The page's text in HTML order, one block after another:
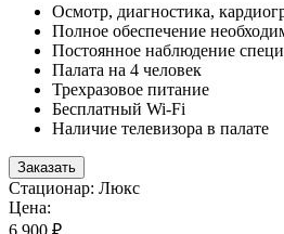
Осмотр, диагностика,
Полное обеспечение
Постоянное наблюдение
Палата на 4 человек
Трехразовое питание
Бесплатный Wi-Fi
Наличие телевизора в палате
Заказать
Стационар: Люкс
Цена:
6 900 ₽